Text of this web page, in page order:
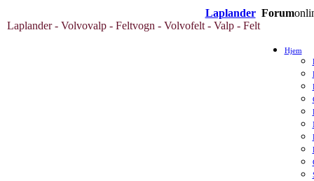
Laplander Forum
Laplander - Volvovalp - Feltvogn - Volvofelt - Valp - Felt
Hjem